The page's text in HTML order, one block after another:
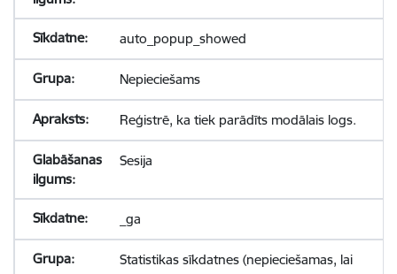
auto_popup_showed
Nepieciešams
Reģistrē, ka tiek parādīts modālais logs.
Sesija
_ga
Statistikas sīkdatnes (nepieciešamas, lai